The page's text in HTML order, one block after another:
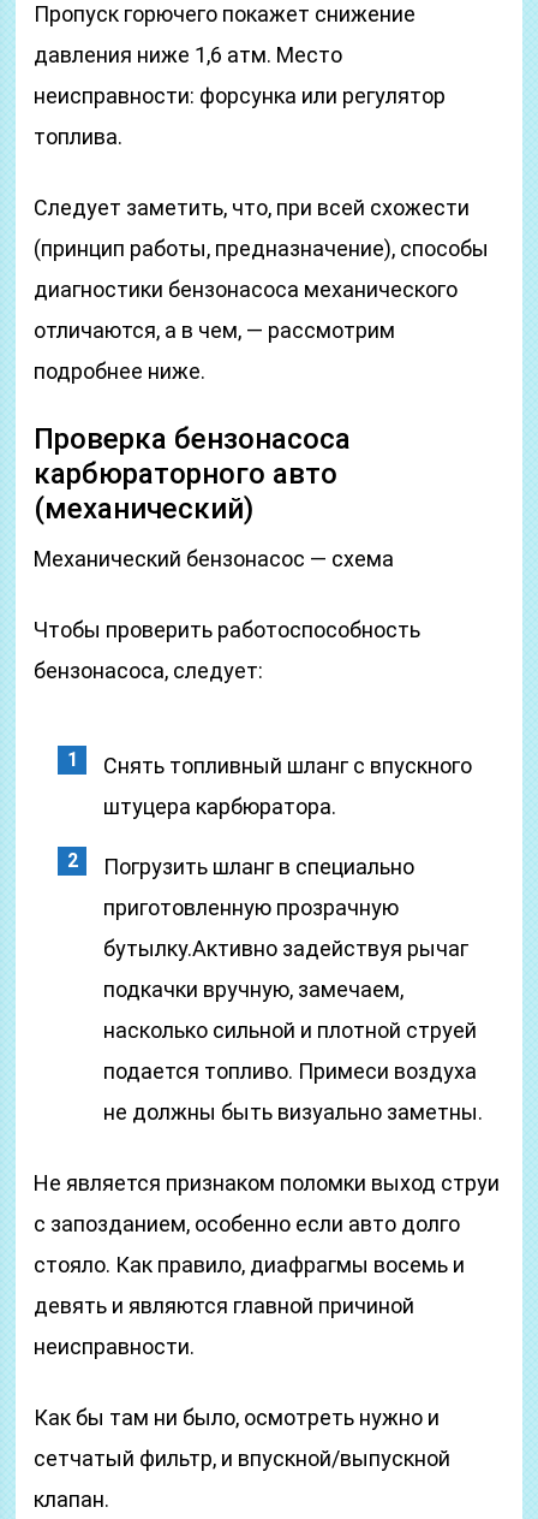
Пропуск горючего покажет снижение
давления ниже 1,6 атм. Место
неисправности: форсунка или регулятор
топлива.
Следует заметить, что, при всей схожести
(принцип работы, предназначение), способы
диагностики бензонасоса механического
отличаются, а в чем, — рассмотрим
подробнее ниже.
Проверка бензонасоса
карбюраторного авто
(механический)
Механический бензонасос — схема
Чтобы проверить работоспособность
бензонасоса, следует:
Снять топливный шланг с впускного
штуцера карбюратора.
Погрузить шланг в специально
приготовленную прозрачную
бутылку.Активно задействуя рычаг
подкачки вручную, замечаем,
насколько сильной и плотной струей
подается топливо. Примеси воздуха
не должны быть визуально заметны.
Не является признаком поломки выход струи
с запозданием, особенно если авто долго
стояло. Как правило, диафрагмы восемь и
девять и являются главной причиной
неисправности.
Как бы там ни было, осмотреть нужно и
сетчатый фильтр, и впускной/выпускной
клапан.